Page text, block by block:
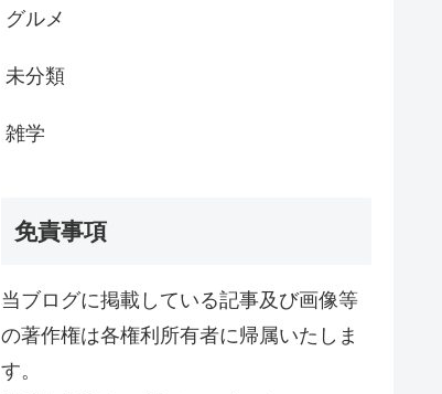
グルメ
未分類
雑学
免責事項
当ブログに掲載している記事及び画像等
の著作権は各権利所有者に帰属いたしま
す。